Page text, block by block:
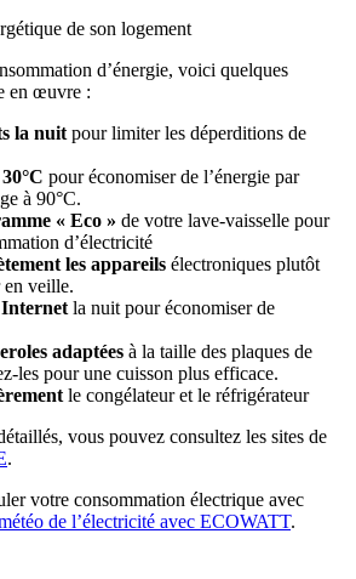
de son logement
d’énergie, voici quelques
en œuvre :
la nuit pour limiter les déperditions de
pour économiser de l’énergie par
à 90°C.
« Eco » de votre lave-vaisselle pour
d’électricité
les appareils électroniques plutôt
en veille.
Internet la nuit pour économiser de
adaptées à la taille des plaques de
les pour une cuisson plus efficace.
le congélateur et le réfrigérateur
vous pouvez consultez les sites de
.
votre consommation électrique avec
de l’électricité avec ECOWATT.